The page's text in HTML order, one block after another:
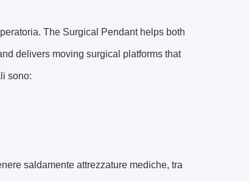
The Surgical Pendant helps both
delivers moving surgical platforms that
sono:
saldamente attrezzature mediche, tra